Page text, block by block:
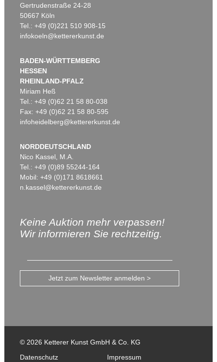
Gertrudenstraße 24-28
50667 Köln
Tel.: +49 (0)221 510 908-15
infokoeln@kettererkunst.de
BADEN-WÜRTTEMBERG
HESSEN
RHEINLAND-PFALZ
Miriam Heß
Tel.: +49 (0)62 21 58 80-038
Fax: +49 (0)62 21 58 80-595
infoheidelberg@kettererkunst.de
NORDDEUTSCHLAND
Nico Kassel, M.A.
Tel.: +49 (0)89 55244-164
Mobil: +49 (0)171 8618661
n.kassel@kettererkunst.de
Keine Auktion mehr verpassen!
Wir informieren Sie rechtzeitig.
Jetzt zum Newsletter anmelden >
© 2026 Ketterer Kunst GmbH & Co. KG
Datenschutz
Impressum